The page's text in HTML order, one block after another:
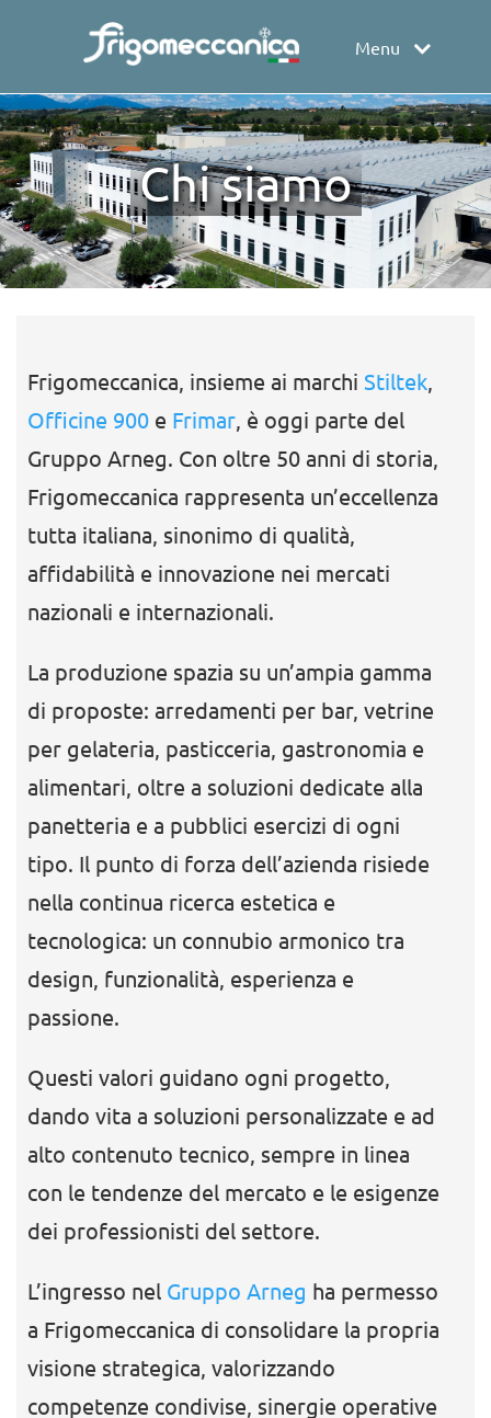
Menu
Chi siamo
Frigomeccanica, insieme ai marchi Stiltek
Officine 900 e Frimar , è oggi parte del
Gruppo Arneg. Con oltre 50 anni di storia,
Frigomeccanica rappresenta un’eccellenza
tutta italiana, sinonimo di qualità,
affidabilità e innovazione nei mercati
nazionali e internazionali.
La produzione spazia su un’ampia gamma
di proposte: arredamenti per bar, vetrine
per gelateria, pasticceria, gastronomia e
alimentari, oltre a soluzioni dedicate alla
panetteria e a pubblici esercizi di ogni
tipo. Il punto di forza dell’azienda risiede
nella continua ricerca estetica e
tecnologica: un connubio armonico tra
design, funzionalità, esperienza e
passione.
Questi valori guidano ogni progetto,
dando vita a soluzioni personalizzate e ad
alto contenuto tecnico, sempre in linea
con le tendenze del mercato e le esigenze
dei professionisti del settore.
L’ingresso nel Gruppo Arneg ha permesso
a Frigomeccanica di consolidare la propria
visione strategica, valorizzando
competenze condivise, sinergie operative